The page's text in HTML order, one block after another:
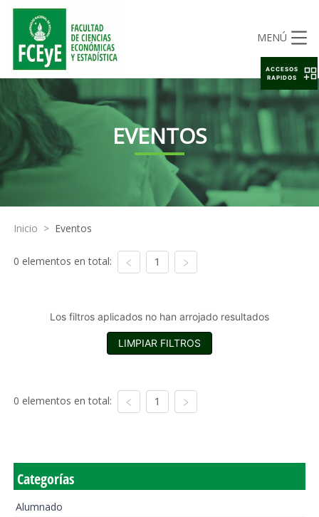
MENÚ
EVENTOS
Inicio > Eventos
0 elementos en total: 1
Los filtros aplicados no han arrojado resultados
LIMPIAR FILTROS
0 elementos en total: 1
Categorías
Alumnado
ACCESOS
RAPIDOS